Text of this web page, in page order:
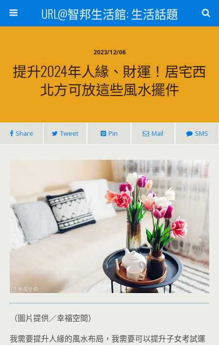
URL@智邦生活館: 生活話題
2023/12/06
提升2024年人緣、財運！居宅西
北方可放這些風水擺件
Share Tweet Pin Mail SMS
（圖片提供／幸福空間）
我需要提升人緣的風水布局，我需要可以提升子女考試運